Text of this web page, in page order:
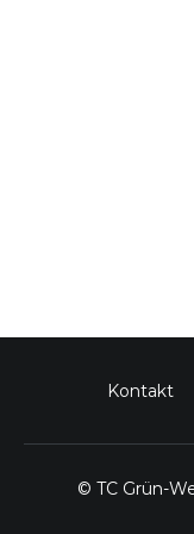
Kontakt
© TC Grün-